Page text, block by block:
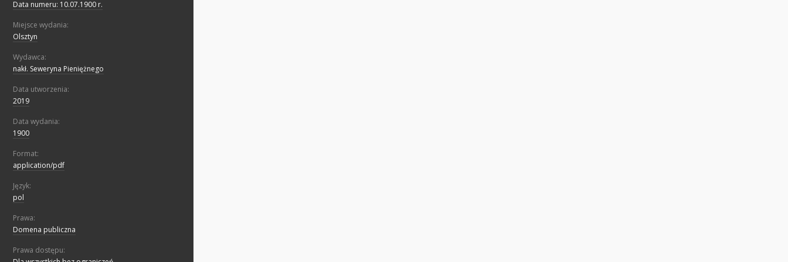
Data numeru: 10.07.1900 r.
Miejsce wydania:
Olsztyn
Wydawca:
nakł. Seweryna Pieniężnego
Data utworzenia:
2019
Data wydania:
1900
Format:
application/pdf
Język:
pol
Prawa:
Domena publiczna
Prawa dostępu: